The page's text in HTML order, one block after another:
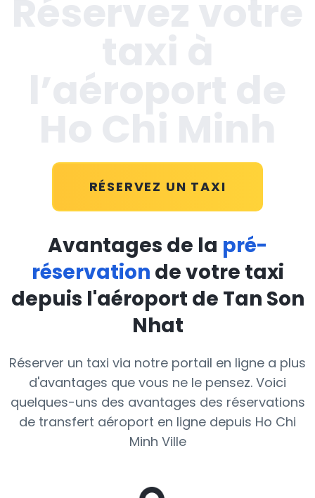
RÉSERVEZ UN TAXI
Avantages de la pré-
réservation de votre taxi
depuis l'aéroport de Tan Son
Nhat
Réserver un taxi via notre portail en ligne a plus
d'avantages que vous ne le pensez. Voici
quelques-uns des avantages des réservations
de transfert aéroport en ligne depuis Ho Chi
Minh Ville